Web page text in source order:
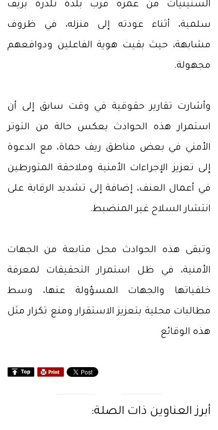
الستينيات من عمره قرب بلدة تلدرة بريف
سلمية، أثناء عودته إلى منزله، في ظروف
مشابهة، حيث بقيت هوية الفاعلين ودوافعهم
مجهولة.
وأشارت تقارير حقوقية في وقت سابق إلى أن
استمرار هذه الحوادث يعكس حالة من التوتر
الأمني في بعض مناطق ريف حماة، مع الدعوة
إلى تعزيز الإجراءات الأمنية وملاحقة المتورطين
في أعمال العنف، إضافة إلى تشديد الرقابة على
انتشار السلاح غير المنضبط.
وتبقى هذه الحوادث محل متابعة من الجهات
الأمنية، في ظل استمرار التحقيقات لمعرفة
خلفياتها والجهات المسؤولة عنها، وسط
مطالبات محلية بتعزيز الاستقرار ومنع تكرار مثل
هذه الوقائع
أبرز العناوين ذات الصلة: